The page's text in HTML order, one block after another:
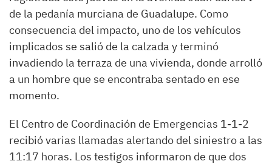
de la pedanía murciana de Guadalupe. Como
consecuencia del impacto, uno de los vehículos
implicados se salió de la calzada y terminó
invadiendo la terraza de una vivienda, donde arrolló
a un hombre que se encontraba sentado en ese
momento.
El Centro de Coordinación de Emergencias 1-1-2
recibió varias llamadas alertando del siniestro a las
11:17 horas. Los testigos informaron de que dos